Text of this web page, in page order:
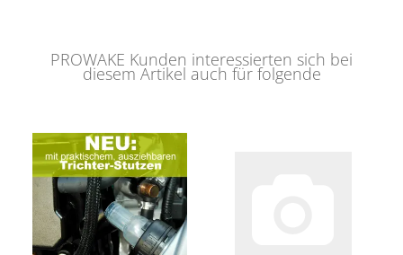
PROWAKE Kunden interessierten sich bei
diesem Artikel auch für folgende